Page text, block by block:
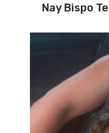
Nay Bispo